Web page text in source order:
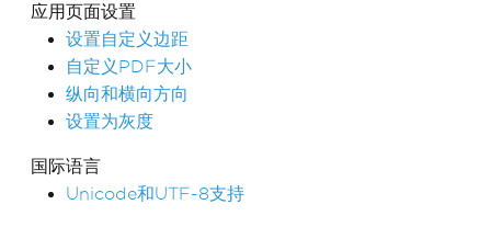
应用页面设置
设置自定义边距
自定义PDF大小
纵向和横向方向
设置为灰度
国际语言
Unicode和UTF-8支持